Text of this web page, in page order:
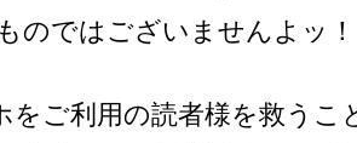
のではございませんよッ
をご利用の読者様を救うこ